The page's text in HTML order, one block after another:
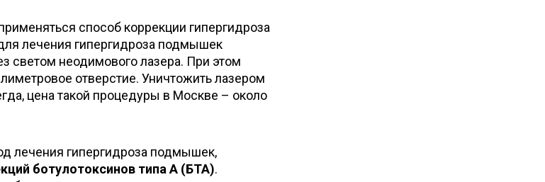
способ коррекции гипергидроза
лечения гипергидроза подмышек
светом неодимового лазера. При этом
отверстие. Уничтожить лазером
цена такой процедуры в Москве – около
лечения гипергидроза подмышек,
ботулотоксинов типа А (БТА).